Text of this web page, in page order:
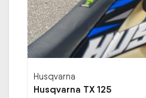
Husqvarna
Husqvarna TX 125